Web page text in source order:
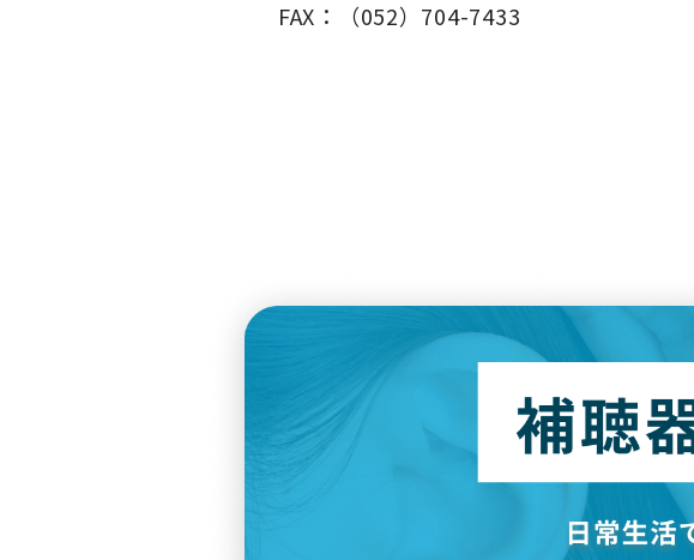
FAX：（052）704-7433